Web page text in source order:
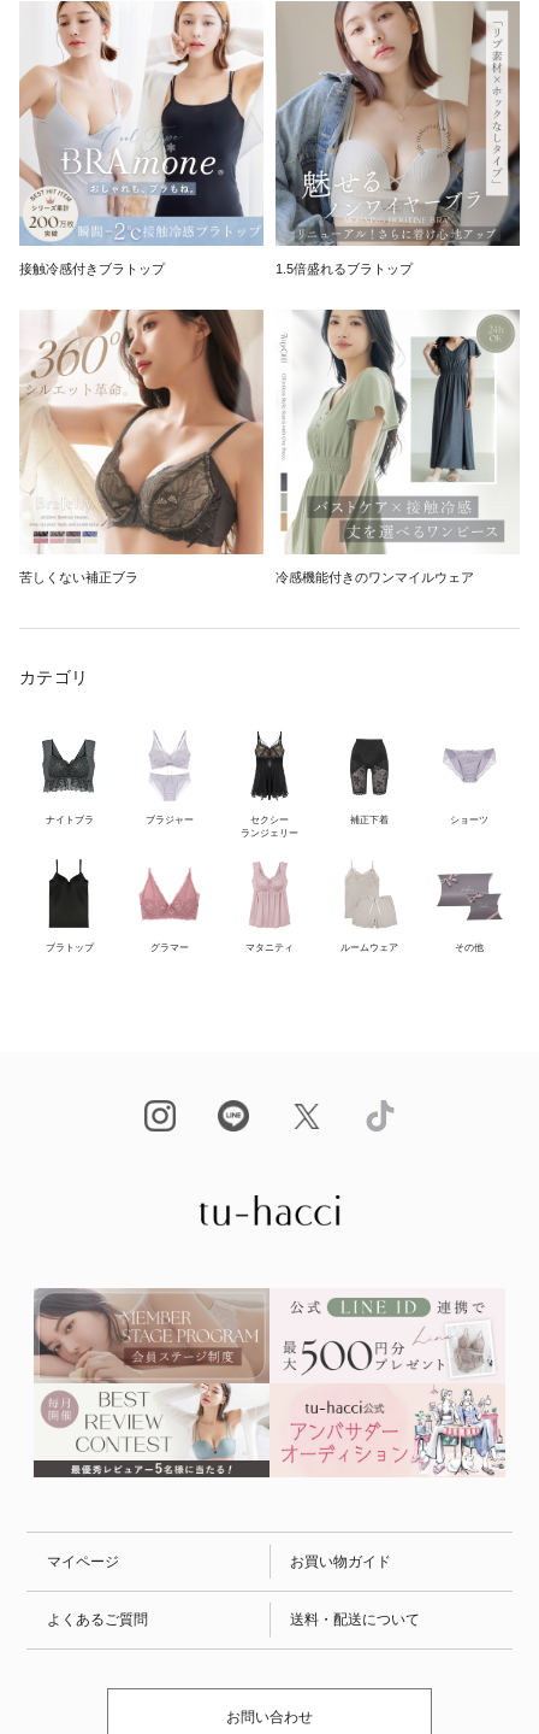
接触冷感付きブラトップ 1.5倍盛れるブラトップ
苦しくない補正ブラ 冷感機能付きのワンマイルウェア
カテゴリ
ナイトブラ ブラジャー
セクシー
ランジェリー
補正下着 ショーツ
ブラトップ グラマー マタニティ ルームウェア その他
マイページ お買い物ガイド
よくあるご質問 送料・配送について
お問い合わせ